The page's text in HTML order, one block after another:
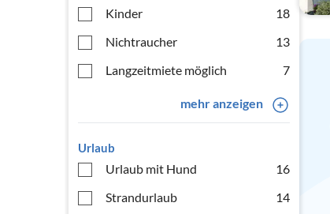
Kinder
18
Nichtraucher
13
Langzeitmiete möglich
7
mehr anzeigen
Urlaub
Urlaub mit Hund
16
Strandurlaub
14